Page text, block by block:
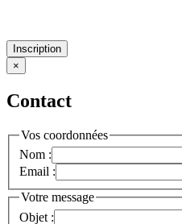
Inscription
×
Contact
Vos coordonnées
Nom :
Email :
Votre message
Objet :